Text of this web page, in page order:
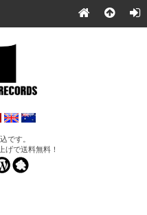
です。
げで送料無料！